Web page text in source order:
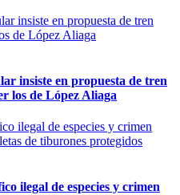
insiste en propuesta de tren
los de López Aliaga
ilegal de especies y crimen